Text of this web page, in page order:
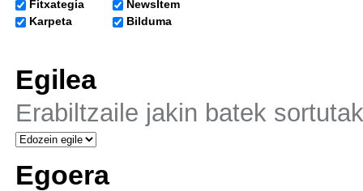
Fitxategia
Karpeta
NewsItem
Bilduma
Egilea
Erabiltzaile jakin batek
Egoera